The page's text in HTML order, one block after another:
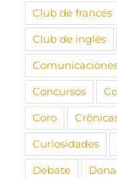
Club de francés
Club de inglés
Concursos
Coro
Curiosidades
Debate